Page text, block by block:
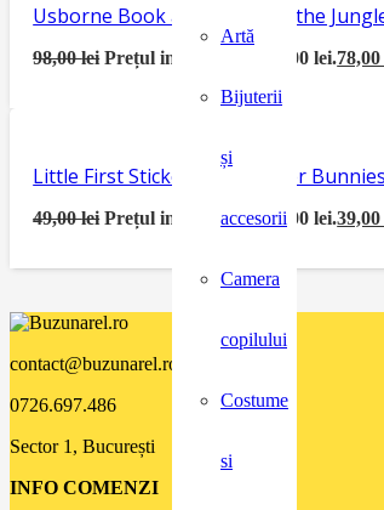
Artă
Bijuterii
și
accesorii
Camera
copilului
Costume
si
Usborne Book and Jigsaw In the
98,00lei Prețul inițial a fost: 98,00 lei.
Little First Sticker Book Easter
49,00lei Prețul inițial a fost: 49,00 lei.
contact@buzunarel.ro
0726.697.486
Sector 1, București
INFO COMENZI